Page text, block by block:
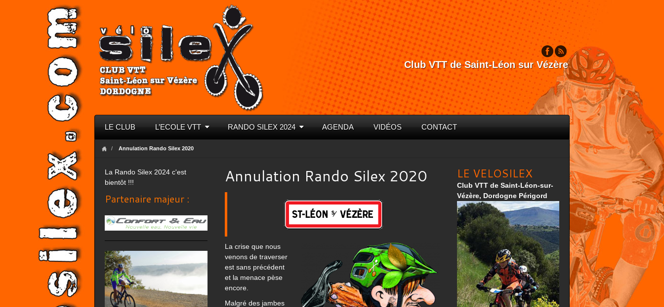
Club VTT de Saint-Léon sur Vézère
LE CLUB L’ECOLE VTT RANDO SILEX 2024 AGENDA VIDÉOS CONTACT
Annulation Rando Silex 2020
La Rando Silex 2024 c'est
bientôt !!!
Partenaire majeur :
Annulation Rando Silex 2020
La crise que nous
venons de traverser
est sans précédent
et la menace pèse
encore.
Malgré des jambes
LE VELOSILEX
Club VTT de Saint-Léon-sur-
Vézère, Dordogne Périgord